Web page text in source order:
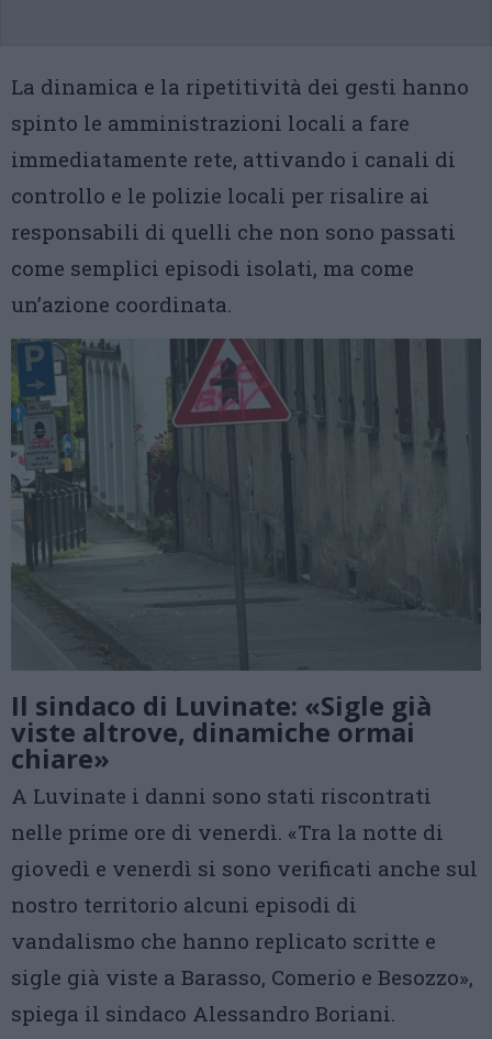
La dinamica e la ripetitività dei gesti hanno
spinto le amministrazioni locali a fare
immediatamente rete, attivando i canali di
controllo e le polizie locali per risalire ai
responsabili di quelli che non sono passati
come semplici episodi isolati, ma come
un’azione coordinata.
Il sindaco di Luvinate: «Sigle già
viste altrove, dinamiche ormai
chiare»
A Luvinate i danni sono stati riscontrati
nelle prime ore di venerdì. «Tra la notte di
giovedì e venerdì si sono verificati anche sul
nostro territorio alcuni episodi di
vandalismo che hanno replicato scritte e
sigle già viste a Barasso, Comerio e Besozzo»,
spiega il sindaco Alessandro Boriani.